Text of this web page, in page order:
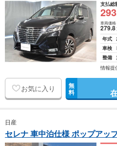
支払総
293
車両価格
279.8
年式
車検
整備
情報提
お気に入り 無
料
日産
セレナ 車中泊仕様 ポップアッ